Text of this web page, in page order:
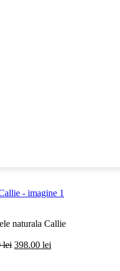
naturala Callie
lei Prețul
398.00 lei